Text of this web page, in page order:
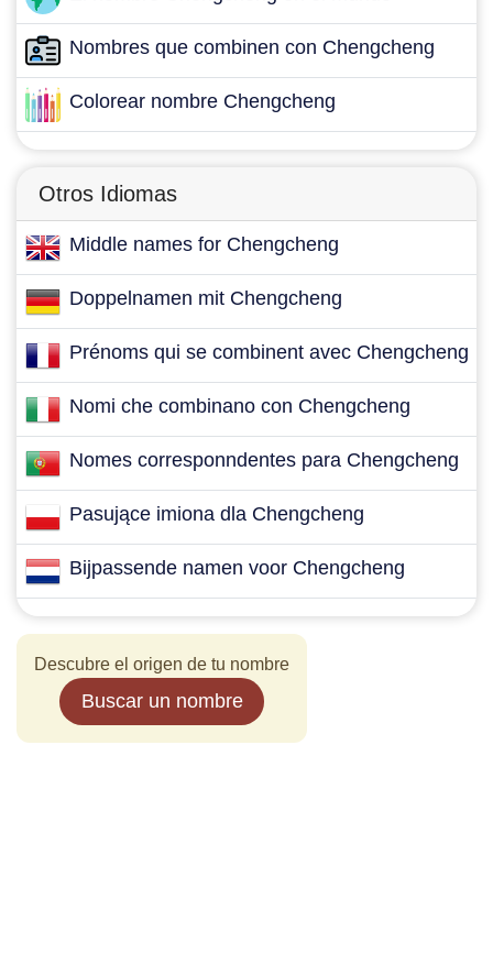
Nombres que combinen con Chengcheng
Colorear nombre Chengcheng
Otros Idiomas
Middle names for Chengcheng
Doppelnamen mit Chengcheng
Prénoms qui se combinent avec Chengcheng
Nomi che combinano con Chengcheng
Nomes corresponndentes para Chengcheng
Pasujące imiona dla Chengcheng
Bijpassende namen voor Chengcheng
Descubre el origen de tu nombre
Buscar un nombre